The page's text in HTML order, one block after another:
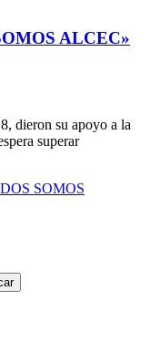
ALCEC»
dieron su apoyo a la
superar
SOMOS